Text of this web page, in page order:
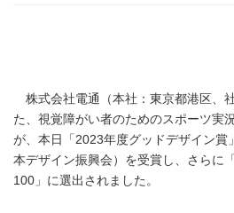
株式会社電通（本社：東京都港区、
た、視覚障がい者のためのスポーツ実
が、本日「2023年度グッドデザイン賞
本デザイン振興会）を受賞し、さらに
100」に選出されました。